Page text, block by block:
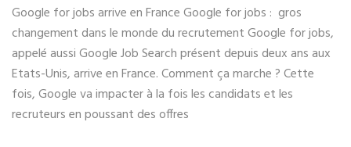
Google for jobs arrive en France Google for jobs : gros
changement dans le monde du recrutement Google for jobs,
appelé aussi Google Job Search présent depuis deux ans aux
Etats-Unis, arrive en France. Comment ça marche ? Cette
fois, Google va impacter à la fois les candidats et les
recruteurs en poussant des offres